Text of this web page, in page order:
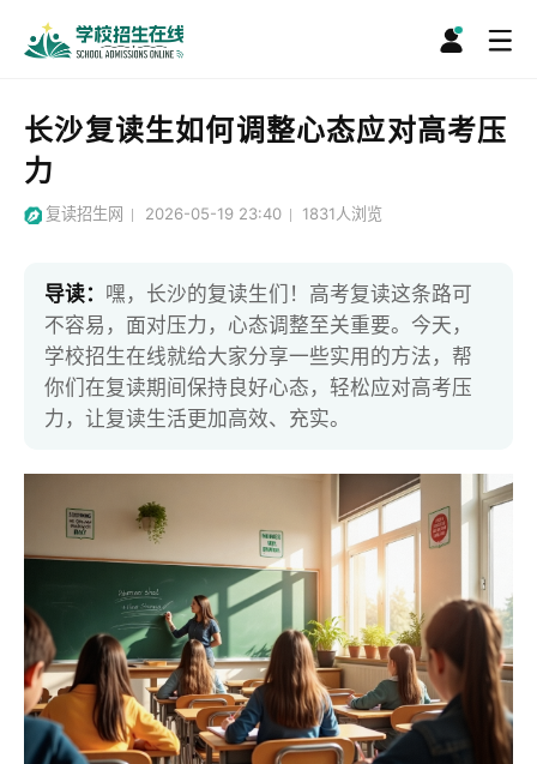
长沙复读生如何调整心态应对高考压
力
复读招生网 2026-05-19 23:40 1831人浏览
导读： 嘿，长沙的复读生们！高考复读这条路可
不容易，面对压力，心态调整至关重要。今天，
学校招生在线就给大家分享一些实用的方法，帮
你们在复读期间保持良好心态，轻松应对高考压
力，让复读生活更加高效、充实。